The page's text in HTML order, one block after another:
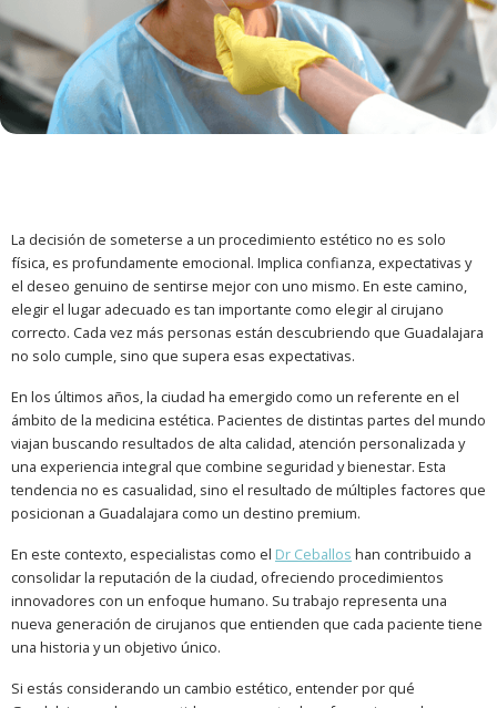
La decisión de someterse a un procedimiento estético no es solo
física, es profundamente emocional. Implica confianza, expectativas y
el deseo genuino de sentirse mejor con uno mismo. En este camino,
elegir el lugar adecuado es tan importante como elegir al cirujano
correcto. Cada vez más personas están descubriendo que Guadalajara
no solo cumple, sino que supera esas expectativas.
En los últimos años, la ciudad ha emergido como un referente en el
ámbito de la medicina estética. Pacientes de distintas partes del mundo
viajan buscando resultados de alta calidad, atención personalizada y
una experiencia integral que combine seguridad y bienestar. Esta
tendencia no es casualidad, sino el resultado de múltiples factores que
posicionan a Guadalajara como un destino premium.
En este contexto, especialistas como el Dr Ceballos han contribuido a
consolidar la reputación de la ciudad, ofreciendo procedimientos
innovadores con un enfoque humano. Su trabajo representa una
nueva generación de cirujanos que entienden que cada paciente tiene
una historia y un objetivo único.
Si estás considerando un cambio estético, entender por qué